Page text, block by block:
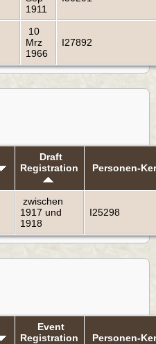
1911
10
Mrz
1966
I27892
Draft
Registration
Personen-
zwischen
1917 und
1918
I25298
Event
Registration
Personen-